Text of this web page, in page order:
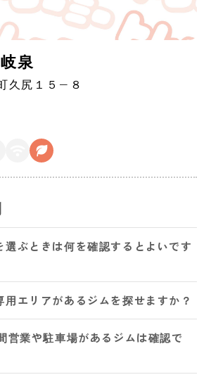
泉
久尻１５−８
選ぶときは何を確認するとよいです
用エリアがあるジムを探せますか？
営業や駐車場があるジムは確認で